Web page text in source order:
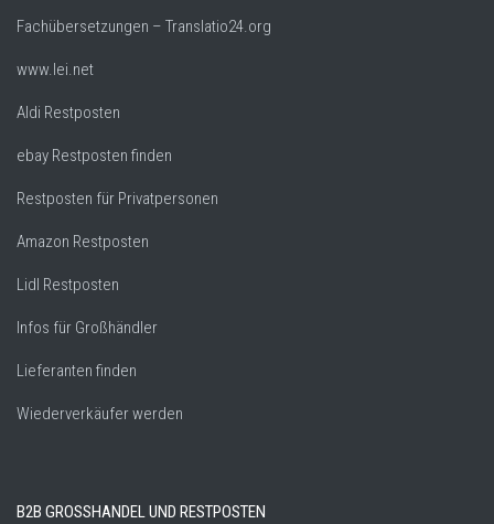
Fachübersetzungen – Translatio24.org
www.lei.net
Aldi Restposten
ebay Restposten finden
Restposten für Privatpersonen
Amazon Restposten
Lidl Restposten
Infos für Großhändler
Lieferanten finden
Wiederverkäufer werden
B2B GROSSHANDEL UND RESTPOSTEN